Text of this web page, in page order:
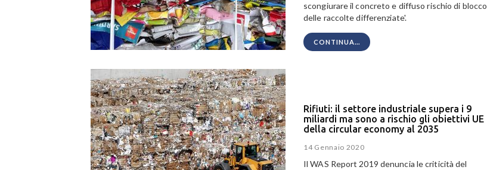
scongiurare il concreto e diffuso rischio di blocco
delle raccolte differenziate'.
CONTINUA...
Rifiuti: il settore industriale supera i 9
miliardi ma sono a rischio gli obiettivi UE
della circular economy al 2035
14 Gennaio 2020
Il WAS Report 2019 denuncia le criticità del